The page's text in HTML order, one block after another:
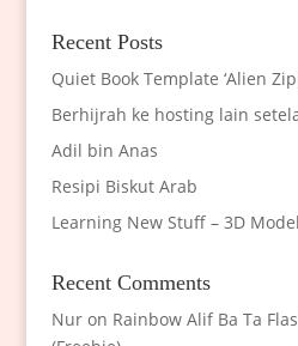
Recent Posts
Quiet Book Template ‘Alien
Berhijrah ke hosting lain
Adil bin Anas
Resipi Biskut Arab
Learning New Stuff – 3D
Recent Comments
Nuron Rainbow Alif Ba Ta